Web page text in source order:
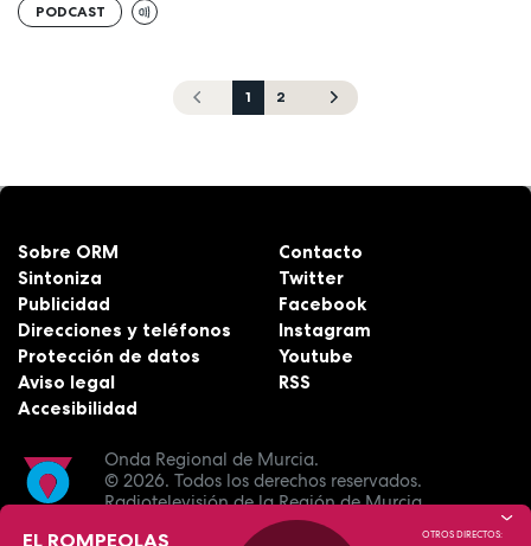
PODCAST
1 2
Onda Regional de Murcia.
© 2026. Todos los derechos reservados.
Radiotelevisión de la Región de Murcia.
Sobre ORM
Sintoniza
Publicidad
Direcciones y teléfonos
Protección de datos
Aviso legal
Accesibilidad
Contacto
Twitter
Facebook
Instagram
Youtube
RSS
EL ROMPEOLAS OTROS DIRECTOS: